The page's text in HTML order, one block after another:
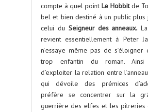
compte à quel point Le Hobbitde
bel et bien destiné à un public plus
celui du Seigneur des anneaux.
revient essentiellement à Peter
n’essaye même pas de s’éloigner
trop enfantin du roman.
d’exploiter la relation entre
qui dévoile des prémices
préfère se concentrer sur la
guerrière des elfes et les pitreries